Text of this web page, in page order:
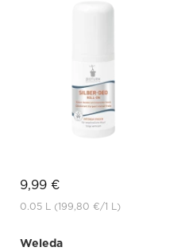
9,99 €
0.05 L (199,80 €/1 L)
Weleda